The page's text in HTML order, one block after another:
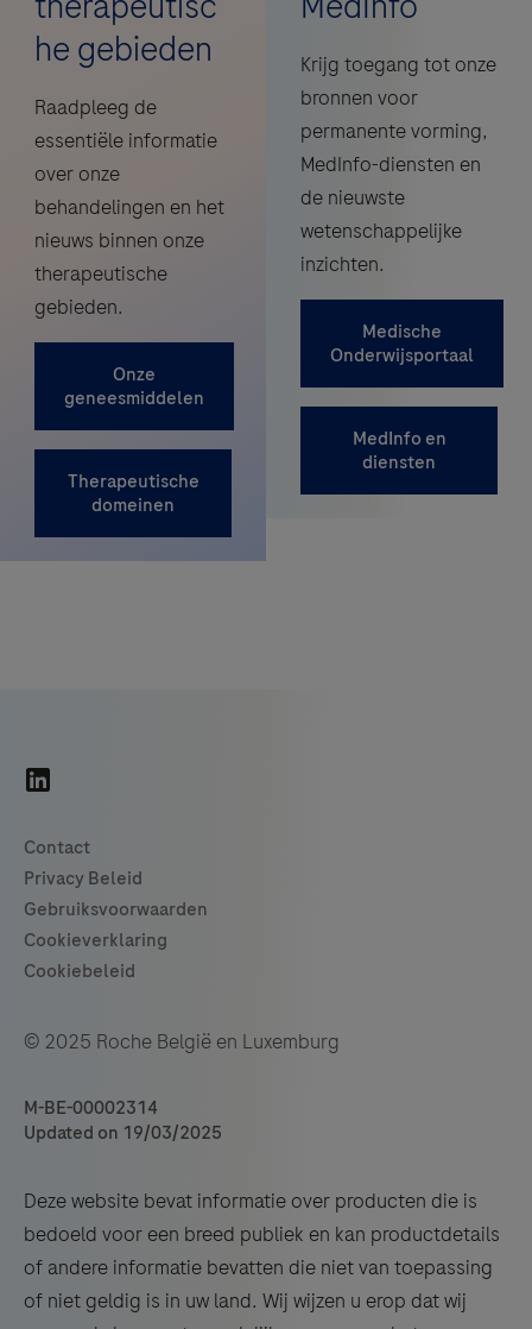
he gebieden
Raadpleeg de
essentiële informatie
over onze
behandelingen en het
nieuws binnen onze
therapeutische
gebieden.
Onze
geneesmiddelen
Therapeutische
domeinen
Krijg toegang tot onze
bronnen voor
permanente vorming,
MedInfo-diensten en
de nieuwste
wetenschappelijke
inzichten.
Medische
Onderwijsportaal
MedInfo en
diensten
© 2025 Roche België en Luxemburg
M-BE-00002314
Updated on 19/03/2025
Deze website bevat informatie over producten die is
bedoeld voor een breed publiek en kan productdetails
of andere informatie bevatten die niet van toepassing
of niet geldig is in uw land. Wij wijzen u erop dat wij